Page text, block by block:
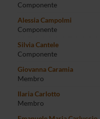
Componente
Alessia Campolmi
Componente
Silvia Cantele
Componente
Giovanna Caramia
Membro
Ilaria Carlotto
Membro